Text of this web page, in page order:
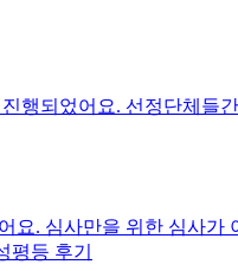
행되었어요. 선정단체
요. 심사만을 위한 심사